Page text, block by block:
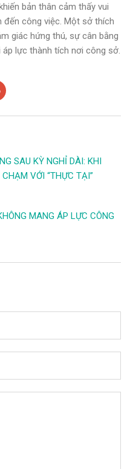
bản thân cảm thấy vui
đến công việc. Một sở thích
giác hứng thú, sự cân bằng
lực thành tích nơi công sở.
SAU KỲ NGHỈ DÀI: KHI
VỚI “THỰC TẠI”
MANG ÁP LỰC CÔNG